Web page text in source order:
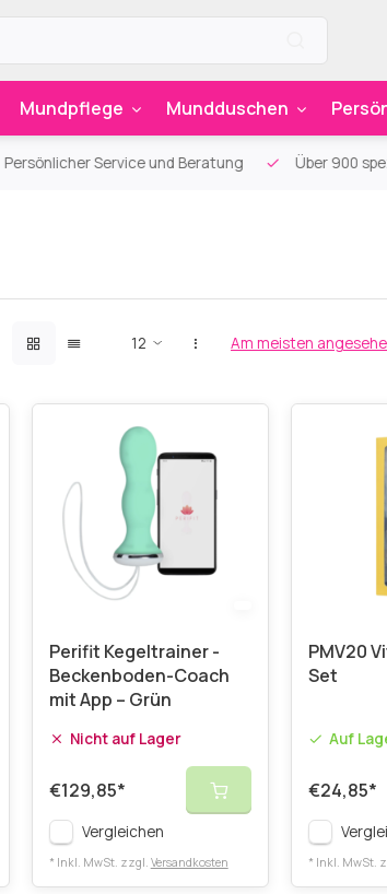
Mundpflege Mundduschen
Persönlicher Service und Beratung Über 900
Am meisten
Perifit Kegeltrainer -
Beckenboden-Coach
mit App – Grün
Nicht auf Lager
€129,85*
Vergleichen
* Inkl. MwSt. zzgl. Versandkosten
PMV20
Set
Auf
€24,85*
* Inkl. MwSt.